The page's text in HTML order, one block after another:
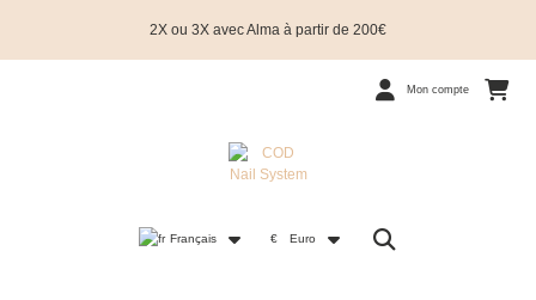
2X ou 3X avec Alma à partir de 200€
Mon compte
Français € Euro